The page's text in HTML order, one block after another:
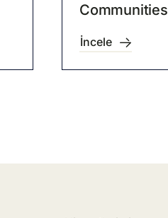
Communities
İncele